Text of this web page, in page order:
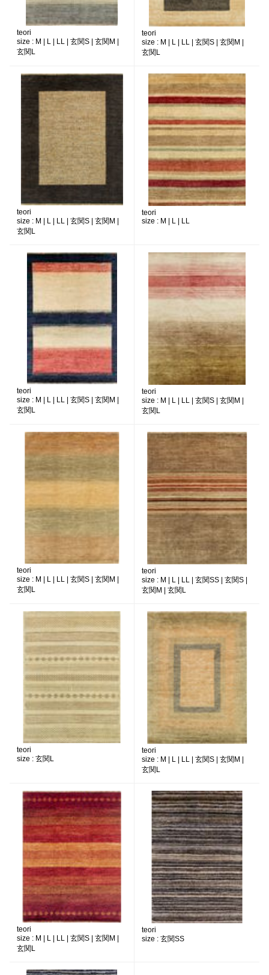
teori
size : M | L | LL | 玄関S | 玄関M |
玄関L
teori
size : M | L | LL | 玄関S | 玄関M |
玄関L
teori
size : M | L | LL | 玄関S | 玄関M |
玄関L
teori
size : M | L | LL
teori
size : M | L | LL | 玄関S | 玄関M |
玄関L
teori
size : M | L | LL | 玄関S | 玄関M |
玄関L
teori
size : M | L | LL | 玄関S | 玄関M |
玄関L
teori
size : M | L | LL | 玄関SS | 玄関S |
玄関M | 玄関L
teori
size : 玄関L
teori
size : M | L | LL | 玄関S | 玄関M |
玄関L
teori
size : M | L | LL | 玄関S | 玄関M |
玄関L
teori
size : 玄関SS